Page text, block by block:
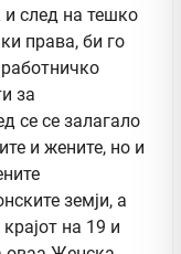
и след на тешко
права, би го
за
се се залагало
и жените, но и
земји, а
на 19 и